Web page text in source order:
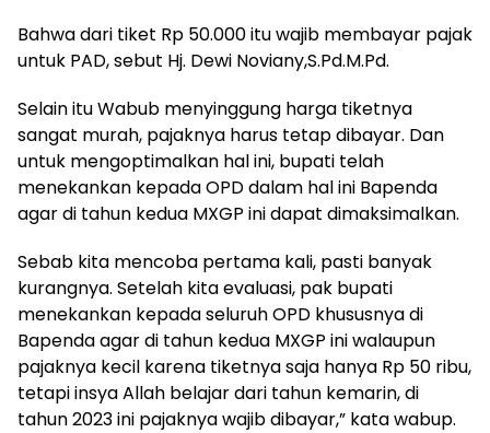
Bahwa dari tiket Rp 50.000 itu wajib membayar pajak
untuk PAD, sebut Hj. Dewi Noviany,S.Pd.M.Pd.
Selain itu Wabub menyinggung harga tiketnya
sangat murah, pajaknya harus tetap dibayar. Dan
untuk mengoptimalkan hal ini, bupati telah
menekankan kepada OPD dalam hal ini Bapenda
agar di tahun kedua MXGP ini dapat dimaksimalkan.
Sebab kita mencoba pertama kali, pasti banyak
kurangnya. Setelah kita evaluasi, pak bupati
menekankan kepada seluruh OPD khususnya di
Bapenda agar di tahun kedua MXGP ini walaupun
pajaknya kecil karena tiketnya saja hanya Rp 50 ribu,
tetapi insya Allah belajar dari tahun kemarin, di
tahun 2023 ini pajaknya wajib dibayar,” kata wabup.